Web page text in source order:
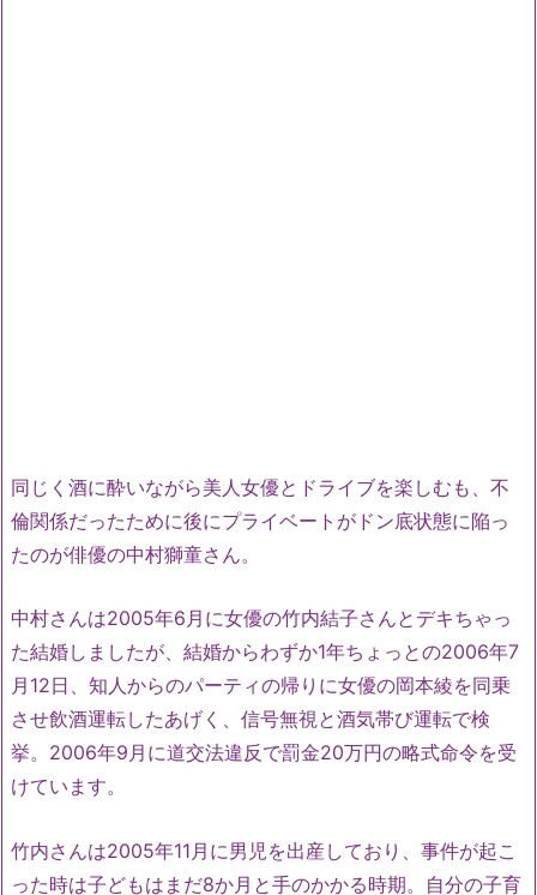
同じく酒に酔いながら美人女優とドライブを楽しむも、不
倫関係だったために後にプライベートがドン底状態に陥っ
たのが俳優の中村獅童さん。
中村さんは2005年6月に女優の竹内結子さんとデキちゃっ
た結婚しましたが、結婚からわずか1年ちょっとの2006年7
月12日、知人からのパーティの帰りに女優の岡本綾を同乗
させ飲酒運転したあげく、信号無視と酒気帯び運転で検
挙。2006年9月に道交法違反で罰金20万円の略式命令を受
けています。
竹内さんは2005年11月に男児を出産しており、事件が起こ
った時は子どもはまだ8か月と手のかかる時期。自分の子育